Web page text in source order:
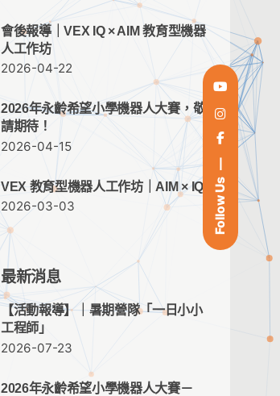
Follow Us
會後報導｜VEX IQ × AIM 教育型機器
人工作坊
2026-04-22
2026年永齡希望小學機器人大賽，敬
請期待！
2026-04-15
VEX 教育型機器人工作坊｜AIM × IQ
2026-03-03
最新消息
【活動報導】｜暑期營隊「一日小小
工程師」
2026-07-23
2026年永齡希望小學機器人大賽－